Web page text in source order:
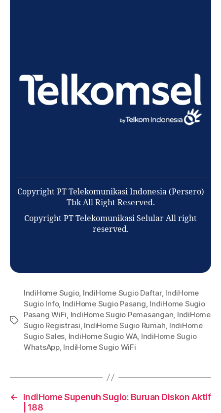
Copyright PT Telekomunikasi Indonesia (Persero)
Tbk All Right Reserved.
Copyright PT Telekomunikasi Selular All right
reserved.
IndiHome Sugio, IndiHome Sugio Daftar, IndiHome
Sugio Info, IndiHome Sugio Pasang IndiHome Sugio
Pasang WiFi IndiHome Sugio Pemasangan IndiHome
Sugio Registrasi IndiHome Sugio Rumah IndiHome
Sugio Sales IndiHome Sugio WA, IndiHome Sugio
WhatsApp, IndiHome Sugio WiFi
←
IndiHome Supenuh Sugio: Buruan Diskon Aktif
| 188